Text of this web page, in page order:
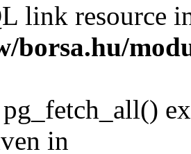
link resource
borsa.hu/
in